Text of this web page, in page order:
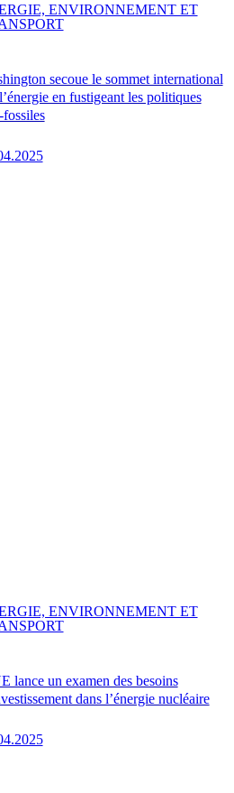
secoue le sommet international
en fustigeant les politiques
fossiles
ENVIRONNEMENT ET
lance un examen des besoins
dans l’énergie nucléaire
ENVIRONNEMENT ET